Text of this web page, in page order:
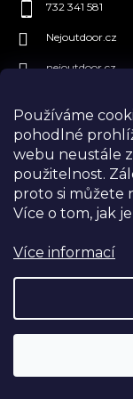
Používáme
pohodlné
webu neustále
použitelnost.
proto si můžete
Více o tom, jak
Více informací
732 341 581
Nejoutdoor.cz
nejoutdoor.cz
Informace pro
Doprava a platby
Kontakty
Podmínky ochrany